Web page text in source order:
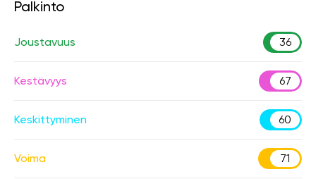
Palkinto
Joustavuus 36
Kestävyys 67
Keskittyminen 60
Voima 71